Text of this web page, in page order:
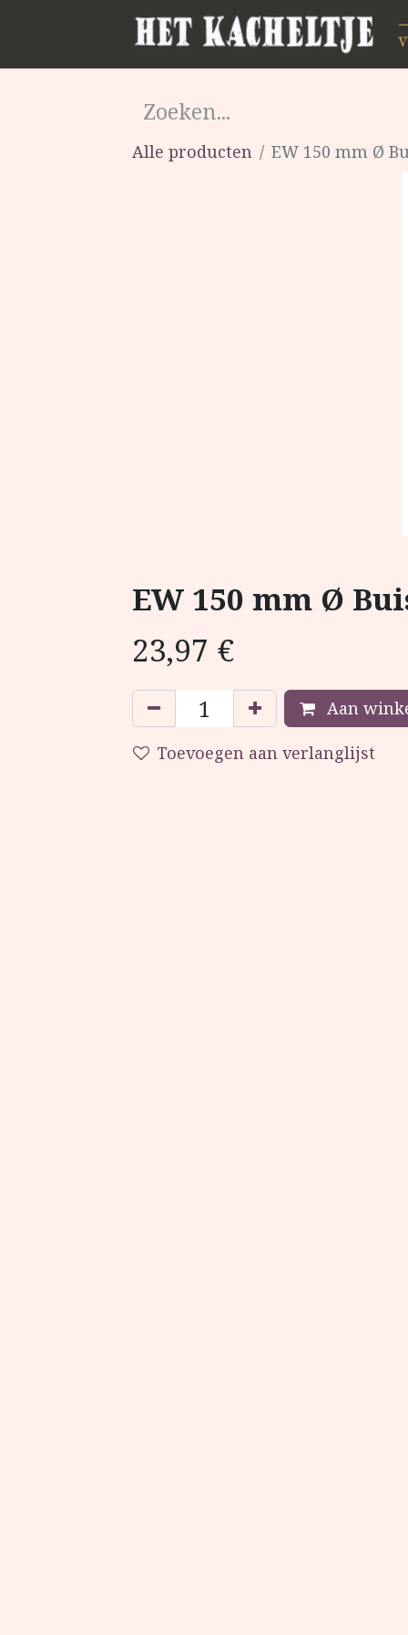
Alle producten EW 150 mm Ø
EW 150 mm Ø
23,97 €
Aan
Toevoegen aan verlanglijst